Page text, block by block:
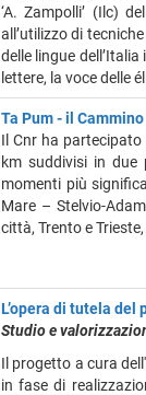
‘A. Zampolli’ (Ilc)
all’utilizzo di
delle lingue
lettere, la voce delle
Ta Pum - il
Il Cnr ha partecipato
km suddivisi in due
momenti più
Mare – Stelvio-
città, Trento e
L’opera di tutela
Studio e
Il progetto a cura
in fase di